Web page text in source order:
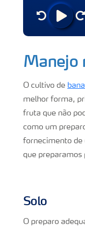
Manejo
O cultivo de
melhor forma,
fruta que não
como um
fornecimento de
que preparamos
Solo
O preparo